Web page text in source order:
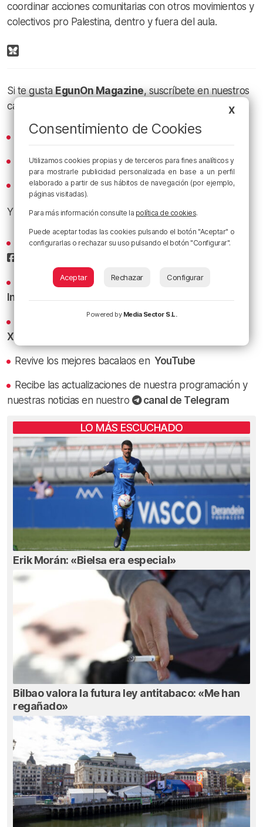
coordinar acciones comunitarias con otros movimientos y
colectivos pro Palestina, dentro y fuera del aula.
Si te gustaEgunOn Magazine, suscríbete en nuestros
canales de podcast:
Spotify
Apple Podcasts
iVoox
Y sigue aRadio Popularen las redes sociales:
Sigue todas las noticias de Bilbao y Bizkaia en nuestro
Conoce la radio desde dentro en nuestro
Instagram
Los titulares y los bacalaos del Athletic al minuto en
X
Revive los mejores bacalaos en YouTube
Recibe las actualizaciones de nuestra programación y
nuestras noticias en nuestro
canal de Telegram
LO MÁS ESCUCHADO
Erik Morán: «Bielsa era especial»
Bilbao valora la futura ley antitabaco: «Me han
regañado»
X
Consentimiento de Cookies
Utilizamos cookies propias y de terceros para fines analíticos y
para mostrarle publicidad personalizada en base a un perfil
elaborado a partir de sus hábitos de navegación (por ejemplo,
páginas visitadas).
Para más información consulte la política de cookies.
Puede aceptar todas las cookies pulsando el botón "Aceptar" o
configurarlas o rechazar su uso pulsando el botón "Configurar".
Aceptar Rechazar Configurar
Powered by Media Sector S.L.